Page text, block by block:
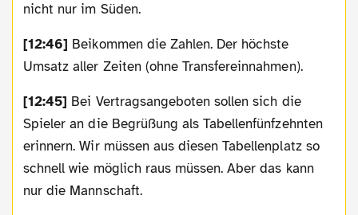
nicht nur im Süden.
[12:46] Beikommen die Zahlen. Der höchste
Umsatz aller Zeiten (ohne Transfereinnahmen).
[12:45] Bei Vertragsangeboten sollen sich die
Spieler an die Begrüßung als Tabellenfünfzehnten
erinnern. Wir müssen aus diesen Tabellenplatz so
schnell wie möglich raus müssen. Aber das kann
nur die Mannschaft.